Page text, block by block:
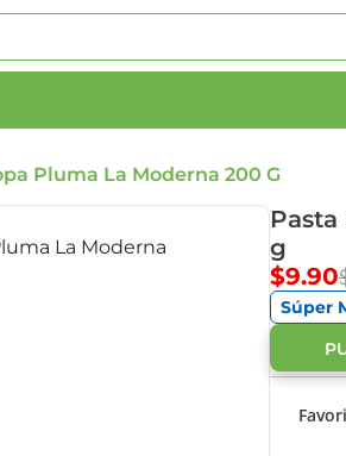
Pluma La Moderna 200 G
g
$9.90
Súper